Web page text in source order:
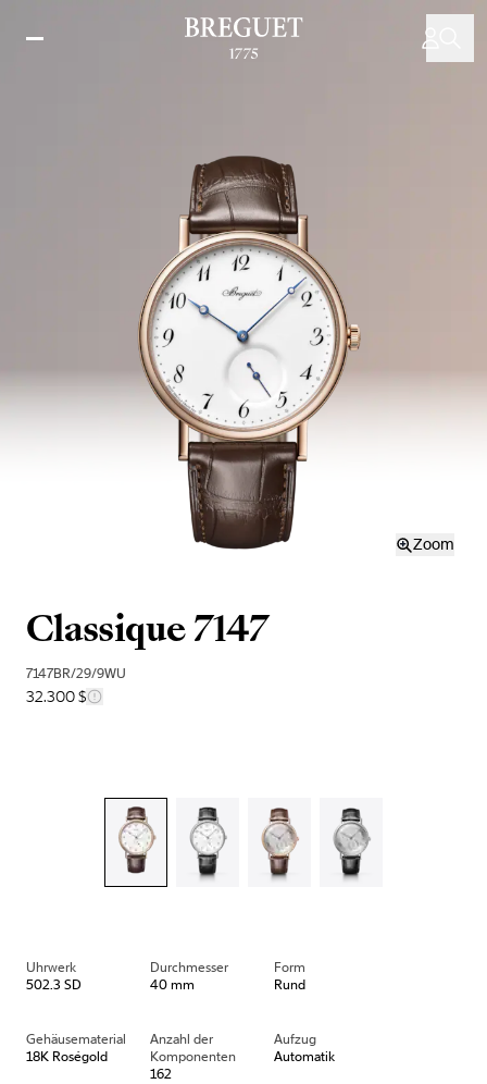
zum
Zoom
Classique 7147
7147BR/29/9WU
32.300 $
Uhrwerk
502.3 SD
Durchmesser
40 mm
Form
Rund
Gehäusematerial
18K Roségold
Anzahl der
Komponenten
162
Aufzug
Automatik